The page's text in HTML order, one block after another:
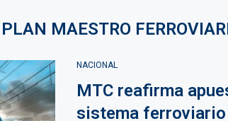
PLAN MAESTRO
NACIONAL
MTC reafirma
sistema ferroviario